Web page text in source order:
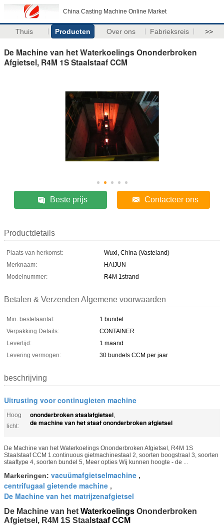
China Casting Machine Online Market
Thuis Producten Over ons Fabrieksreis >>
De Machine van het Waterkoelings Ononderbroken
Afgietsel, R4M 1S Staalstaaf CCM
Beste prijs Contacteer ons
Productdetails
Plaats van herkomst:
Wuxi, China (Vasteland)
Merknaam:
HAIJUN
Modelnummer:
R4M 1strand
Betalen & Verzenden Algemene voorwaarden
Min. bestelaantal:
1 bundel
Verpakking Details:
CONTAINER
Levertijd:
1 maand
Levering vermogen:
30 bundels CCM per jaar
beschrijving
Uitrusting voor continugieten machine
Hoog
licht:
ononderbroken staalafgietsel,
de machine van het staaf ononderbroken afgietsel
De Machine van het Waterkoelings Ononderbroken Afgietsel, R4M 1S
Staalstaaf CCM 1.continuous gietmachinestaal 2, soorten boogstraal 3, soorten
staaftype 4, soorten bundel 5, Meer opties Wij kunnen hoogte - de ...
Markeringen: vacuümafgietselmachine ,
centrifugaal gietende machine ,
De Machine van het matrijzenafgietsel
De Machine van het Waterkoelings Ononderbroken
Afgietsel, R4M 1S Staal staaf CCM